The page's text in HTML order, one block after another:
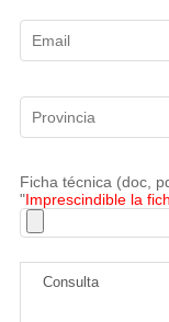
Ficha técnica (doc,
"Imprescindible la